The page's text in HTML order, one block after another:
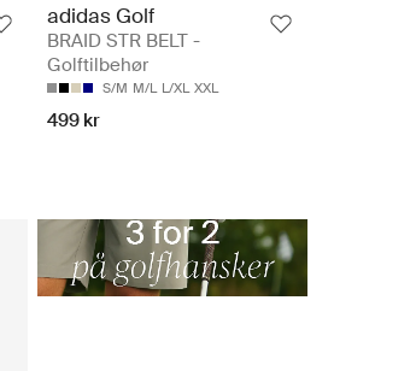
adidas Golf
BRAID STR BELT -
Golftilbehør
S/M M/L L/XL XXL
499 kr